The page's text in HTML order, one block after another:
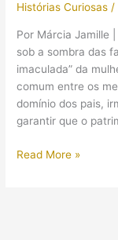
Histórias Curiosas /
Por Márcia Jamille
sob a sombra das
imaculada” da
comum entre os
domínio dos pais,
garantir que o
Casamento
Read More »